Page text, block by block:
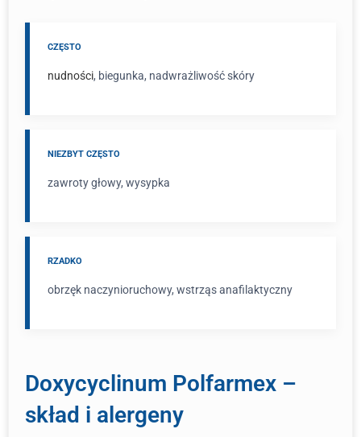
CZĘSTO
nudności, biegunka, nadwrażliwość skóry
NIEZBYT CZĘSTO
zawroty głowy, wysypka
RZADKO
obrzęk naczynioruchowy, wstrząs anafilaktyczny
Doxycyclinum Polfarmex –
skład i alergeny